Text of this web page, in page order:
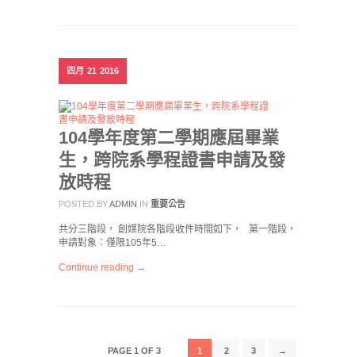
四月 21 2016
104學年度第二學期應屆畢業
生，跨院系學程證書申請及發
放時程
POSTED BYADMIN IN 重要公告
共分三階段， 創媒院各階段收件時間如下， 第一階段，
申請對象：僅限105年5…
Continue reading →
PAGE 1 OF 3 1 2 3 →